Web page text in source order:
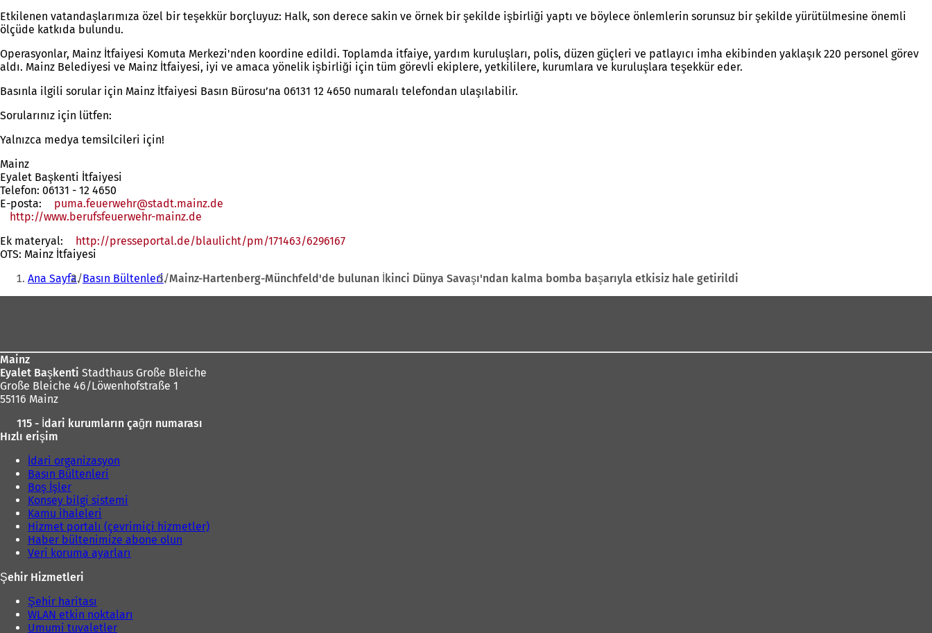
Etkilenen vatandaşlarımıza özel bir teşekkür borçluyuz: Halk, son derece sakin ve örnek bir şekilde işbirliği yaptı ve böylece önlemlerin sorunsuz bir şekilde yürütülmesine önemli
ölçüde katkıda bulundu.
Operasyonlar, Mainz İtfaiyesi Komuta Merkezi'nden koordine edildi. Toplamda itfaiye, yardım kuruluşları, polis, düzen güçleri ve patlayıcı imha ekibinden yaklaşık 220 personel görev
aldı. Mainz Belediyesi ve Mainz İtfaiyesi, iyi ve amaca yönelik işbirliği için tüm görevli ekiplere, yetkililere, kurumlara ve kuruluşlara teşekkür eder.
Basınla ilgili sorular için Mainz İtfaiyesi Basın Bürosu’na 06131 12 4650 numaralı telefondan ulaşılabilir.
Sorularınız için lütfen:
Yalnızca medya temsilcileri için!
Mainz
Eyalet Başkenti İtfaiyesi
Telefon: 06131 - 12 4650
E-posta:
puma.feuerwehr stadt.mainz de
http://www.berufsfeuerwehr-mainz.de
sekmede
Ek materyal: http://presseportal.de/blaulicht/pm/171463/6296167
açılır)
OTS: Mainz İtfaiyesi
Buradasınız:
Ana Sayfa Basın Bültenleri Mainz-Hartenberg-Münchfeld'de bulunan İkinci Dünya Savaşı'ndan kalma bomba başarıyla etkisiz hale getirildi
Mainz
Eyalet Başkenti Stadthaus Große Bleiche
Große Bleiche 46/Löwenhofstraße 1
55116 Mainz
115 - İdari kurumların çağrı numarası
Hızlı erişim
İdari organizasyon
Basın Bültenleri
Boş İşler
Konsey bilgi sistemi
Kamu ihaleleri
Hizmet portalı (çevrimiçi hizmetler)
Haber bültenimize abone olun
Veri koruma ayarları
Şehir Hizmetleri
Şehir haritası
WLAN etkin noktaları
Umumi tuvaletler